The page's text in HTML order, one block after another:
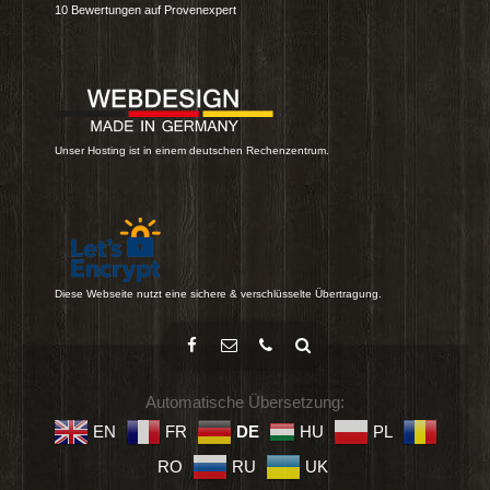
10 Bewertungen auf Provenexpert
Unser Hosting ist in einem deutschen Rechenzentrum.
Diese Webseite nutzt eine sichere & verschlüsselte Übertragung.
Automatische Übersetzung:
EN
FR DE HU
PL
RO
RU UK